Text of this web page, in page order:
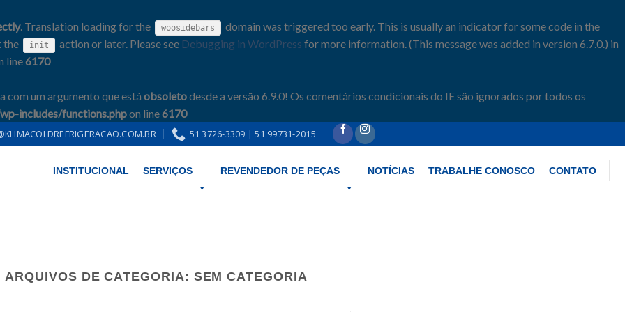
. Translation loading for the woosidebars
domain was triggered too early. This is usually an indicator for some code in the
the
init action or later. Please see Debugging in WordPress for more information. (This message was added in version 6.7.0.) in
line6170
com um argumento que está obsoletodesde a versão 6.9.0! Os comentários condicionais do IE são ignorados por todos os
includes/functions.phpon line6170
51 3726-3309 | 51 99731-2015
INSTITUCIONAL SERVIÇOS REVENDEDOR DE PEÇAS NOTÍCIAS TRABALHE CONOSCO CONTATO
ARQUIVOS DE CATEGORIA: SEM CATEGORIA